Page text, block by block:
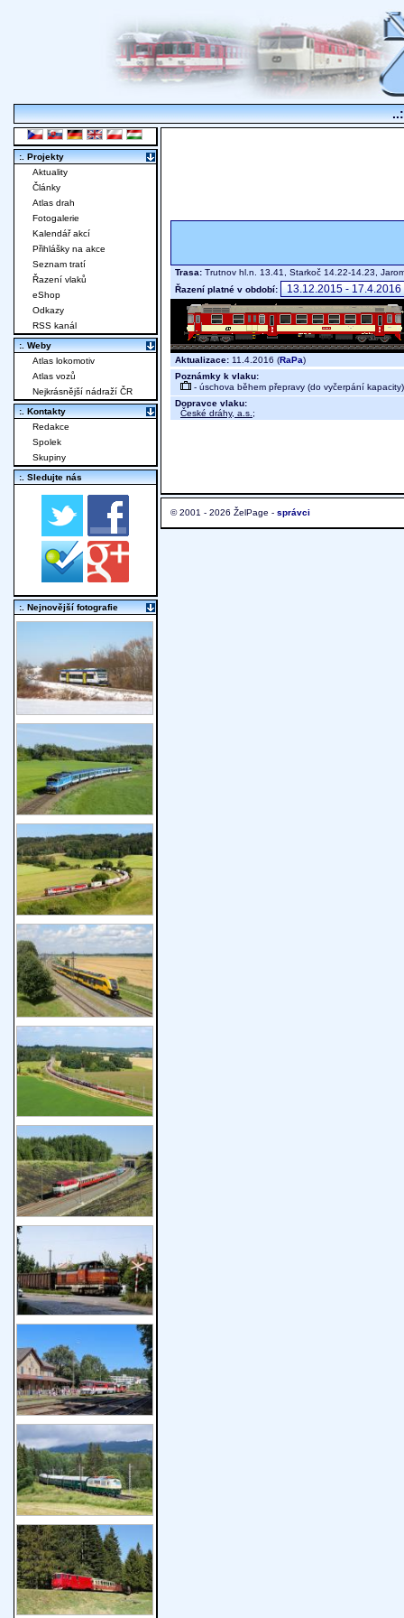
Trasa: Trutnov hl.n. 13.41, Starkoč 14.22-14.23,
Řazení platné v období:
Aktualizace: 11.4.2016 (RaPa)
Poznámky k vlaku:
- úschova během přepravy (do vyčerpání kapacity)
Dopravce vlaku:
České dráhy, a.s. ;
© 2001 - 2026 ŽelPage - správci
:. Projekty
Aktuality
Články
Atlas drah
Fotogalerie
Kalendář akcí
Přihlášky na akce
Seznam tratí
Řazení vlaků
eShop
Odkazy
RSS kanál
:. Weby
Atlas lokomotiv
Atlas vozů
Nejkrásnější nádraží ČR
:. Kontakty
Redakce
Spolek
Skupiny
:. Sledujte nás
:. Nejnovější fotografie